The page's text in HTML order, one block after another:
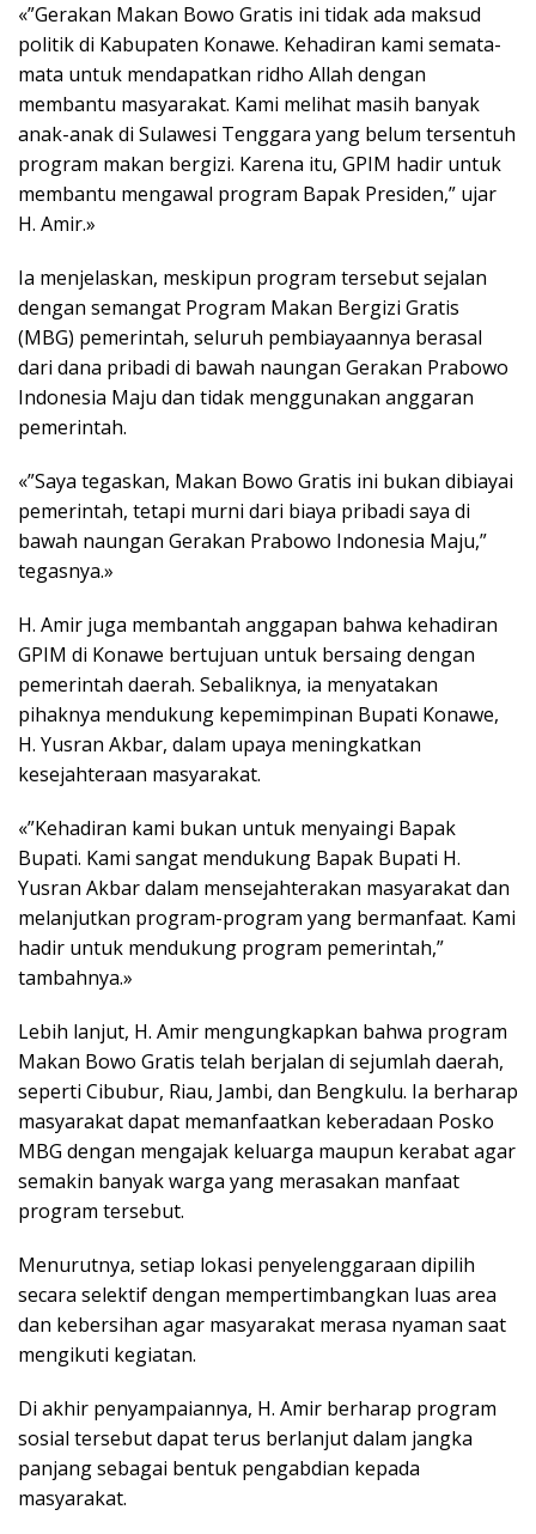
«”Gerakan Makan Bowo Gratis ini tidak ada maksud
politik di Kabupaten Konawe. Kehadiran kami semata-
mata untuk mendapatkan ridho Allah dengan
membantu masyarakat. Kami melihat masih banyak
anak-anak di Sulawesi Tenggara yang belum tersentuh
program makan bergizi. Karena itu, GPIM hadir untuk
membantu mengawal program Bapak Presiden,” ujar
H. Amir.»
Ia menjelaskan, meskipun program tersebut sejalan
dengan semangat Program Makan Bergizi Gratis
(MBG) pemerintah, seluruh pembiayaannya berasal
dari dana pribadi di bawah naungan Gerakan Prabowo
Indonesia Maju dan tidak menggunakan anggaran
pemerintah.
«”Saya tegaskan, Makan Bowo Gratis ini bukan dibiayai
pemerintah, tetapi murni dari biaya pribadi saya di
bawah naungan Gerakan Prabowo Indonesia Maju,”
tegasnya.»
H. Amir juga membantah anggapan bahwa kehadiran
GPIM di Konawe bertujuan untuk bersaing dengan
pemerintah daerah. Sebaliknya, ia menyatakan
pihaknya mendukung kepemimpinan Bupati Konawe,
H. Yusran Akbar, dalam upaya meningkatkan
kesejahteraan masyarakat.
«”Kehadiran kami bukan untuk menyaingi Bapak
Bupati. Kami sangat mendukung Bapak Bupati H.
Yusran Akbar dalam mensejahterakan masyarakat dan
melanjutkan program-program yang bermanfaat. Kami
hadir untuk mendukung program pemerintah,”
tambahnya.»
Lebih lanjut, H. Amir mengungkapkan bahwa program
Makan Bowo Gratis telah berjalan di sejumlah daerah,
seperti Cibubur, Riau, Jambi, dan Bengkulu. Ia berharap
masyarakat dapat memanfaatkan keberadaan Posko
MBG dengan mengajak keluarga maupun kerabat agar
semakin banyak warga yang merasakan manfaat
program tersebut.
Menurutnya, setiap lokasi penyelenggaraan dipilih
secara selektif dengan mempertimbangkan luas area
dan kebersihan agar masyarakat merasa nyaman saat
mengikuti kegiatan.
Di akhir penyampaiannya, H. Amir berharap program
sosial tersebut dapat terus berlanjut dalam jangka
panjang sebagai bentuk pengabdian kepada
masyarakat.